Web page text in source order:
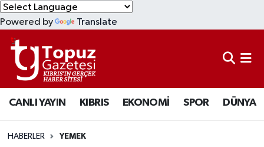
Powered by Translate
CANLI YAYIN KIBRIS EKONOMİ SPOR DÜNYA
HABERLER YEMEK
KIBRIS
DÜNYA
EKONOMİ
MAGAZİN
Lefkoşa Nöbetçi Eczaneler
Lefkoşa Hava Durumu
Lefkoşa Trafik Yoğunluk Haritası
Süper Lig Puan Durumu ve Fikstür